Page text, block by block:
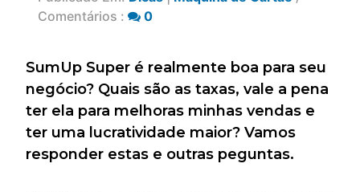
Comentários :
0
SumUp Super é realmente boa para seu
negócio? Quais são as taxas, vale a pena
ter ela para melhoras minhas vendas e
ter uma lucratividade maior? Vamos
responder estas e outras peguntas.